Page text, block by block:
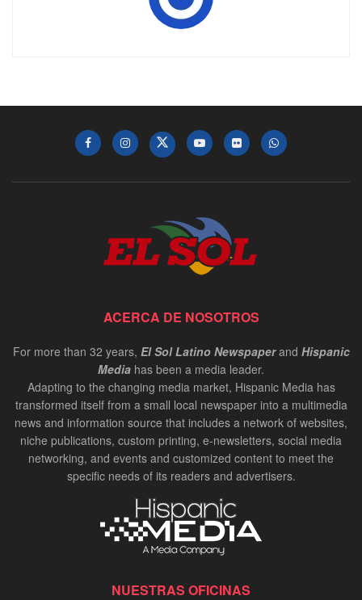
ACERCA DE NOSOTROS
For more than 32 years, El Sol Latino Newspaperand Hispanic
Media has been a media leader.
Adapting to the changing media market, Hispanic Media has
transformed itself from a small local newspaper into a multimedia
news and information source that includes a network of websites,
niche publications, custom printing, e-newsletters, social media
networking, and events and customized content to meet the
specific needs of its readers and advertisers.
NUESTRAS OFICINAS